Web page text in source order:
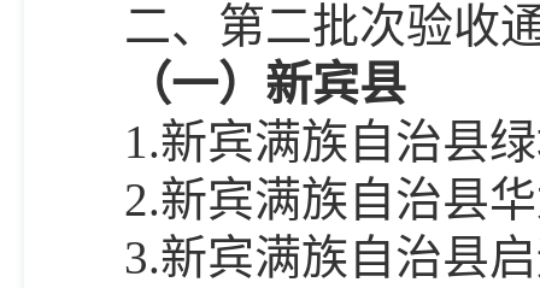
二、第二批次验收
（一）新宾县
1.新宾满族自治县
2.新宾满族自治县
3.新宾满族自治县